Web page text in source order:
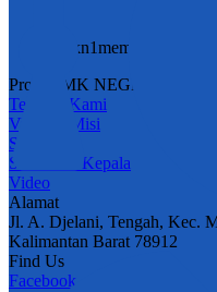
Profil SMK NEGERI 1
Tentang Kami
Visi dan Misi
Sejarah
Sambutan Kepala
Video
Alamat
Jl. A. Djelani, Tengah, Kec.
Kalimantan Barat 78912
Find Us
Facebook